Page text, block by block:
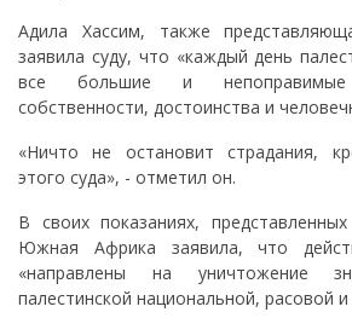
Адила Хассим, также
заявила суду, что «каждый день
все большие и
собственности, достоинства и
«Ничто не остановит страдания,
этого суда», - отметил он.
В своих показаниях,
Южная Африка заявила, что
«направлены на уничтожение
палестинской национальной, расовой и